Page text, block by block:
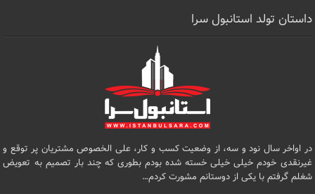
داستان تولد استانبول سرا
در اواخر سال نود و سه، از وضعیت کسب و کار، علی الخصوص مشتریان پر توقع و
غیرنقدی خودم خیلی خیلی خسته شده بودم بطوری که چند بار تصمیم به تعویض
شغلم گرفتم با یکی از دوستانم مشورت کردم…